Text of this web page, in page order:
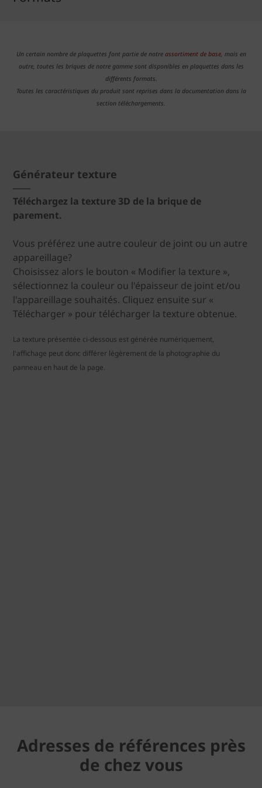
Un certain nombre de plaquettes font partie de notre assortiment de base, mais en
outre, toutes les briques de notre gamme sont disponibles en plaquettes dans les
différents formats.
Toutes les caractéristiques du produit sont reprises dans la documentation dans la
section téléchargements.
Générateur texture
Téléchargez la texture 3D de la brique de
parement.
Vous préférez une autre couleur de joint ou un autre
appareillage?
Choisissez alors le bouton « Modifier la texture »,
sélectionnez la couleur ou l'épaisseur de joint et/ou
l'appareillage souhaités. Cliquez ensuite sur «
Télécharger » pour télécharger la texture obtenue.
La texture présentée ci-dessous est générée numériquement,
l'affichage peut donc différer légèrement de la photographie du
panneau en haut de la page.
Adresses de références près
de chez vous